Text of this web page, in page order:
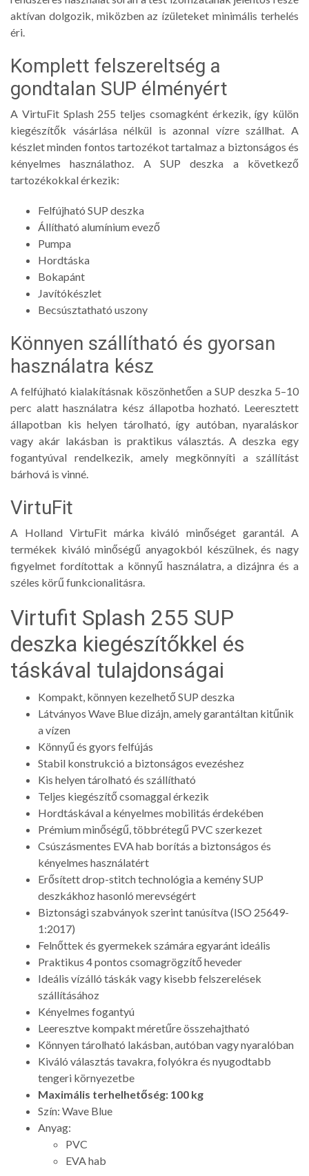
aktívan dolgozik, miközben az ízületeket minimális terhelés
éri.
Komplett felszereltség a
gondtalan SUP élményért
A VirtuFit Splash 255 teljes csomagként érkezik, így külön
kiegészítők vásárlása nélkül is azonnal vízre szállhat. A
készlet minden fontos tartozékot tartalmaz a biztonságos és
kényelmes használathoz. A SUP deszka a következő
tartozékokkal érkezik:
Felfújható SUP deszka
Állítható alumínium evező
Pumpa
Hordtáska
Bokapánt
Javítókészlet
Becsúsztatható uszony
Könnyen szállítható és gyorsan
használatra kész
A felfújható kialakításnak köszönhetően a SUP deszka 5–10
perc alatt használatra kész állapotba hozható. Leeresztett
állapotban kis helyen tárolható, így autóban, nyaraláskor
vagy akár lakásban is praktikus választás. A deszka egy
fogantyúval rendelkezik, amely megkönnyíti a szállítást
bárhová is vinné.
VirtuFit
A Holland VirtuFit márka kiváló minőséget garantál. A
termékek kiváló minőségű anyagokból készülnek, és nagy
figyelmet fordítottak a könnyű használatra, a dizájnra és a
széles körű funkcionalitásra.
Virtufit Splash 255 SUP
deszka kiegészítőkkel és
táskával tulajdonságai
Kompakt, könnyen kezelhető SUP deszka
Látványos Wave Blue dizájn, amely garantáltan kitűnik
a vízen
Könnyű és gyors felfújás
Stabil konstrukció a biztonságos evezéshez
Kis helyen tárolható és szállítható
Teljes kiegészítő csomaggal érkezik
Hordtáskával a kényelmes mobilitás érdekében
Prémium minőségű, többrétegű PVC szerkezet
Csúszásmentes EVA hab borítás a biztonságos és
kényelmes használatért
Erősített drop-stitch technológia a kemény SUP
deszkákhoz hasonló merevségért
Biztonsági szabványok szerint tanúsítva (ISO 25649-
1:2017)
Felnőttek és gyermekek számára egyaránt ideális
Praktikus 4 pontos csomagrögzítő heveder
Ideális vízálló táskák vagy kisebb felszerelések
szállításához
Kényelmes fogantyú
Leeresztve kompakt méretűre összehajtható
Könnyen tárolható lakásban, autóban vagy nyaralóban
Kiváló választás tavakra, folyókra és nyugodtabb
tengeri környezetbe
Maximális terhelhetőség: 100 kg
Szín: Wave Blue
Anyag:
PVC
EVA hab